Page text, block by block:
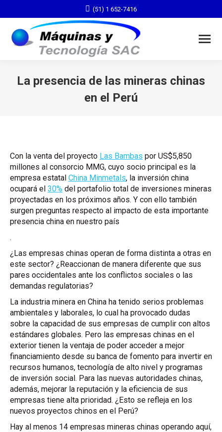
(51) 1 652-7416
La presencia de las mineras chinas
en el Perú
Con la venta del proyecto Las Bambas por US$5,850
millones al consorcio MMG, cuyo socio principal es la
empresa estatal China Minmetals, la inversión china
ocupará el 30% del portafolio total de inversiones mineras
proyectadas en los próximos años. Y con ello también
surgen preguntas respecto al impacto de esta importante
presencia china en nuestro país
.
¿Las empresas chinas operan de forma distinta a otras en
este sector? ¿Reaccionan de manera diferente que sus
pares occidentales ante los conflictos sociales o las
demandas regulatorias?
La industria minera en China ha tenido serios problemas
ambientales y laborales, lo cual ha provocado dudas
sobre la capacidad de sus empresas de cumplir con altos
estándares globales. Pero las empresas chinas en el
exterior tienen la ventaja de poder acceder a mejor
financiamiento desde su banca de fomento para invertir en
recursos humanos, tecnología de alto nivel y programas
de inversión social. Para las nuevas autoridades chinas,
además, mejorar la reputación y la eficiencia de sus
empresas tiene alta prioridad. ¿Esto se refleja en los
nuevos proyectos chinos en el Perú?
Hay al menos 14 empresas mineras chinas operando aquí,